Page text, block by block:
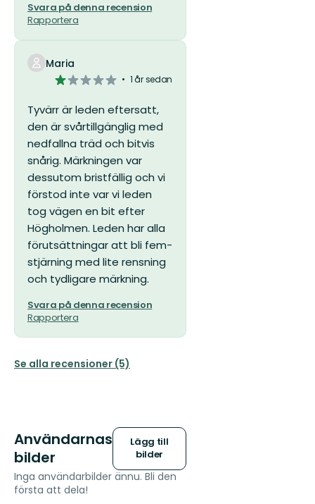
Svara på denna recension
Rapportera
Maria
1
5
stjärnor
1 år sedan
Tyvärr är leden eftersatt,
den är svårtillgänglig med
nedfallna träd och bitvis
snårig. Märkningen var
dessutom bristfällig och vi
förstod inte var vi leden
tog vägen en bit efter
Högholmen. Leden har alla
förutsättningar att bli fem-
stjärning med lite rensning
och tydligare märkning.
Svara på denna recension
Rapportera
Se alla recensioner (5)
Användarnas
bilder
Lägg till
bilder
Inga användarbilder ännu. Bli den
första att dela!